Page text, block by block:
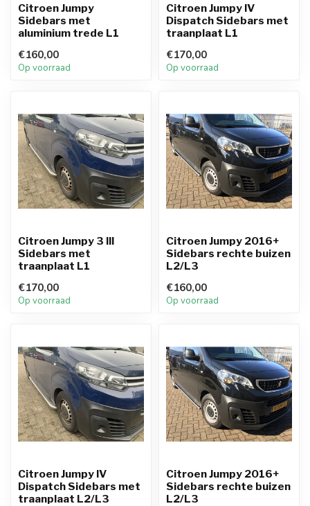
Citroen Jumpy
Sidebars met
aluminium trede L1
€160,00
Op voorraad
Citroen Jumpy IV
Dispatch Sidebars met
traanplaat L1
€170,00
Op voorraad
Citroen Jumpy 3 III
Sidebars met
traanplaat L1
€170,00
Op voorraad
Citroen Jumpy 2016+
Sidebars rechte buizen
L2/L3
€160,00
Op voorraad
Citroen Jumpy IV
Dispatch Sidebars met
traanplaat L2/L3
Citroen Jumpy 2016+
Sidebars rechte buizen
L2/L3